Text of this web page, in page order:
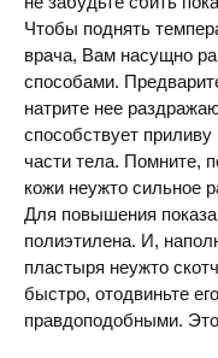
Чтобы поднять
врача, Вам насущно
способами.
натрите нее
способствует
части тела. Помните,
кожи неужто сильное
Для повышения
полиэтилена. И,
пластыря неужто
быстро, отодвиньте
правдоподобными.